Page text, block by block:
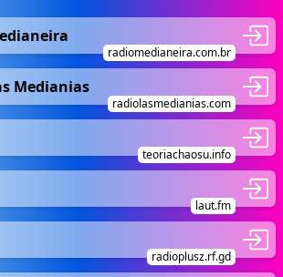
radiomedianeira.com.br
Medianias
radiolasmedianias.com
teoriachaosu.info
laut.fm
radioplusz.rf.gd